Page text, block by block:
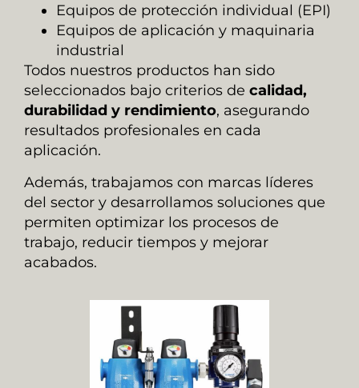
Equipos de protección individual (EPI)
Equipos de aplicación y maquinaria
industrial
Todos nuestros productos han sido
seleccionados bajo criterios de calidad,
durabilidad y rendimiento, asegurando
resultados profesionales en cada
aplicación.
Además, trabajamos con marcas líderes
del sector y desarrollamos soluciones que
permiten optimizar los procesos de
trabajo, reducir tiempos y mejorar
acabados.